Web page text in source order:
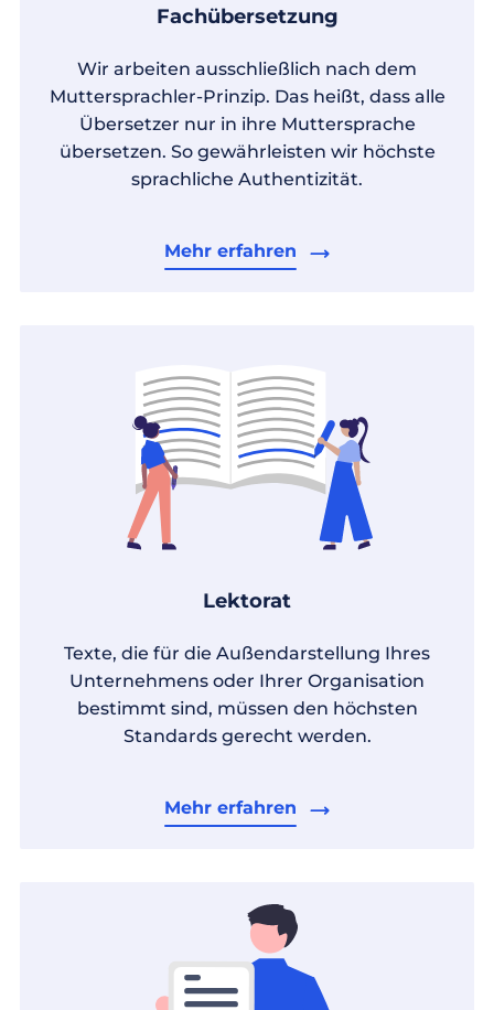
Fachübersetzung
Wir arbeiten ausschließlich nach dem
Muttersprachler-Prinzip. Das heißt, dass alle
Übersetzer nur in ihre Muttersprache
übersetzen. So gewährleisten wir höchste
sprachliche Authentizität.
Mehr erfahren
Lektorat
Texte, die für die Außendarstellung Ihres
Unternehmens oder Ihrer Organisation
bestimmt sind, müssen den höchsten
Standards gerecht werden.
Mehr erfahren